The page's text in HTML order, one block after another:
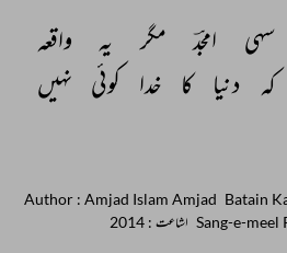
سہی امجدؔ مگر یہ
واقعہ
کہ دنیا کا خدا کوئی نہیں
Author : Amjad Islam Amjad
اشاعت : 2014